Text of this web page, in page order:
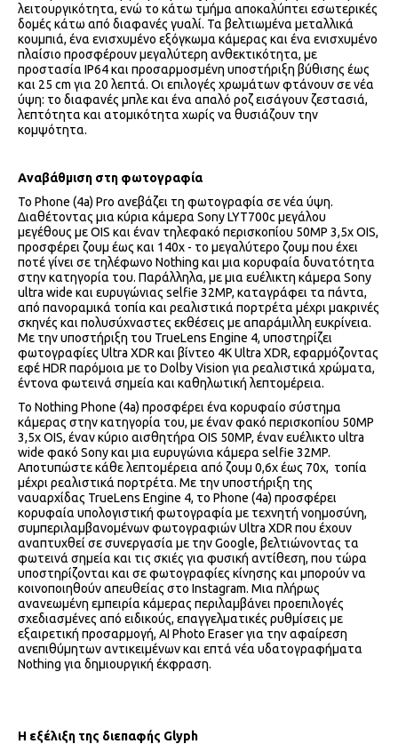
λειτουργικότητα, ενώ το κάτω τμήμα αποκαλύπτει εσωτερικές
δομές κάτω από διαφανές γυαλί. Τα βελτιωμένα μεταλλικά
κουμπιά, ένα ενισχυμένο εξόγκωμα κάμερας και ένα ενισχυμένο
πλαίσιο προσφέρουν μεγαλύτερη ανθεκτικότητα, με
προστασία IP64 και προσαρμοσμένη υποστήριξη βύθισης έως
και 25 cm για 20 λεπτά. Οι επιλογές χρωμάτων φτάνουν σε νέα
ύψη: το διαφανές μπλε και ένα απαλό ροζ εισάγουν ζεστασιά,
λεπτότητα και ατομικότητα χωρίς να θυσιάζουν την
κομψότητα.
Αναβάθμιση στη φωτογραφία
Το Phone (4a) Pro ανεβάζει τη φωτογραφία σε νέα ύψη.
Διαθέτοντας μια κύρια κάμερα Sony LYT700c μεγάλου
μεγέθους με OIS και έναν τηλεφακό περισκοπίου 50MP 3,5x OIS,
προσφέρει ζουμ έως και 140x - το μεγαλύτερο ζουμ που έχει
ποτέ γίνει σε τηλέφωνο Nothing και μια κορυφαία δυνατότητα
στην κατηγορία του. Παράλληλα, με μια ευέλικτη κάμερα Sony
ultra wide και ευρυγώνιας selfie 32MP, καταγράφει τα πάντα,
από πανοραμικά τοπία και ρεαλιστικά πορτρέτα μέχρι μακρινές
σκηνές και πολυσύχναστες εκθέσεις με απαράμιλλη ευκρίνεια.
Με την υποστήριξη του TrueLens Engine 4, υποστηρίζει
φωτογραφίες Ultra XDR και βίντεο 4K Ultra XDR, εφαρμόζοντας
εφέ HDR παρόμοια με το Dolby Vision για ρεαλιστικά χρώματα,
έντονα φωτεινά σημεία και καθηλωτική λεπτομέρεια.
Το Nothing Phone (4a) προσφέρει ένα κορυφαίο σύστημα
κάμερας στην κατηγορία του, με έναν φακό περισκοπίου 50MP
3,5x OIS, έναν κύριο αισθητήρα OIS 50MP, έναν ευέλικτο ultra
wide φακό Sony και μια ευρυγώνια κάμερα selfie 32MP.
Αποτυπώστε κάθε λεπτομέρεια από ζουμ 0,6x έως 70x, τοπία
μέχρι ρεαλιστικά πορτρέτα. Με την υποστήριξη της
ναυαρχίδας TrueLens Engine 4, το Phone (4a) προσφέρει
κορυφαία υπολογιστική φωτογραφία με τεχνητή νοημοσύνη,
συμπεριλαμβανομένων φωτογραφιών Ultra XDR που έχουν
αναπτυχθεί σε συνεργασία με την Google, βελτιώνοντας τα
φωτεινά σημεία και τις σκιές για φυσική αντίθεση, που τώρα
υποστηρίζονται και σε φωτογραφίες κίνησης και μπορούν να
κοινοποιηθούν απευθείας στο Instagram. Μια πλήρως
ανανεωμένη εμπειρία κάμερας περιλαμβάνει προεπιλογές
σχεδιασμένες από ειδικούς, επαγγελματικές ρυθμίσεις με
εξαιρετική προσαρμογή, AI Photo Eraser για την αφαίρεση
ανεπιθύμητων αντικειμένων και επτά νέα υδατογραφήματα
Nothing για δημιουργική έκφραση.
Η εξέλιξη της διεπαφής Glyph